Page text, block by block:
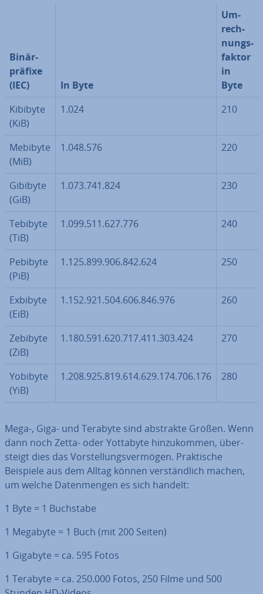
Bi­när­
prä­fi­xe
(IEC)
In Byte
Um­
rech­
nungs­
fak­tor
in
Byte
Kibibyte
(KiB)
1.024 210
Mebibyte
(MiB)
1.048.576 220
Gibibyte
(GiB)
1.073.741.824 230
Tebibyte
(TiB)
1.099.511.627.776 240
Pebibyte
(PiB)
1.125.899.906.842.624 250
Exbibyte
(EiB)
1.152.921.504.606.846.976 260
Zebibyte
(ZiB)
1.180.591.620.717.411.303.424 270
Yobibyte
(YiB)
1.208.925.819.614.629.174.706.176 280
Mega-, Giga- und Terabyte sind abstrakte Größen. Wenn
dann noch Zetta- oder Yottabyte hin­zu­kom­men, über­
steigt dies das Vor­stel­lungs­ver­mö­gen. Prak­ti­sche
Beispiele aus dem Alltag können ver­ständ­lich machen,
um welche Da­ten­men­gen es sich handelt:
1 Byte = 1 Buchstabe
1 Megabyte = 1 Buch (mit 200 Seiten)
1 Gigabyte = ca. 595 Fotos
1 Terabyte = ca. 250.000 Fotos, 250 Filme und 500